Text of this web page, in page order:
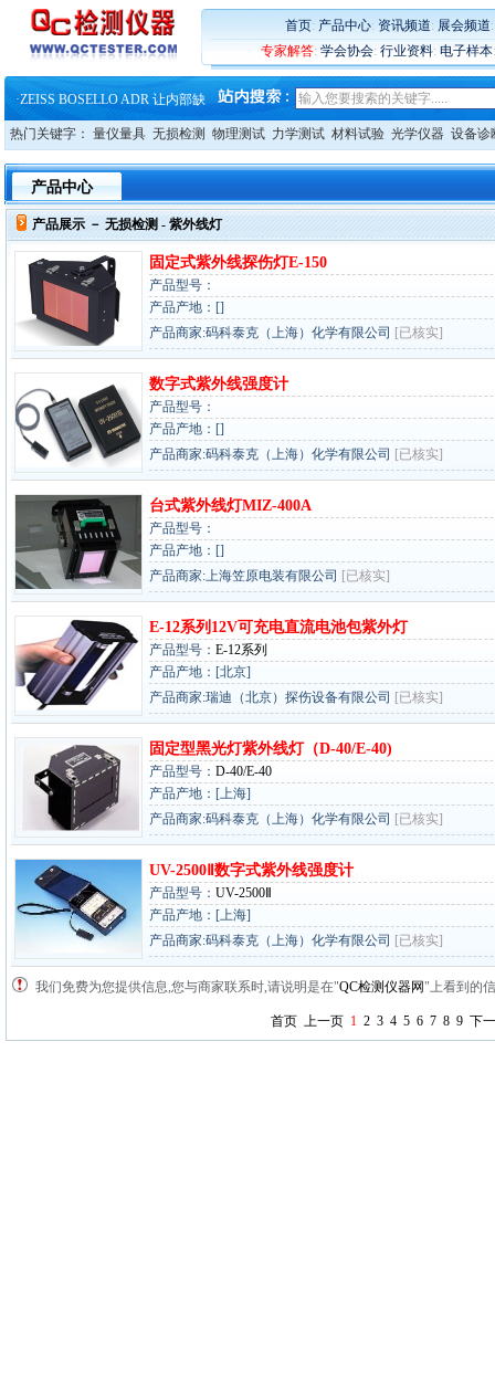
首页: 产品中心: 资讯频道: 展会频道
专家解答: 学会协会: 行业资料: 电子样本
大牌云集 买家升级 ——26
蔡司软件 | 高效变形分析能
铸就AI服务器质量动脉 – 高
·铸就AI服务器质量动脉 – 高
·ZEISS BOSELLO ADR 让内部缺
·蔡司和亿纬锂能达成战略合作
·大牌云集 买家升级 ——26
热门关键字： 量仪量具 无损检测 物理测试 力学测试 材料试验 光学仪器 设备诊
产品中心
产品展示 － 无损检测- 紫外线灯
固定式紫外线探伤灯E-150
产品型号：
产品产地：[]
产品商家:码科泰克（上海）化学有限公司 [已核实]
数字式紫外线强度计
产品型号：
产品产地：[]
产品商家:码科泰克（上海）化学有限公司 [已核实]
台式紫外线灯MIZ-400A
产品型号：
产品产地：[]
产品商家:上海笠原电装有限公司 [已核实]
E-12系列12V可充电直流电池包紫外灯
产品型号： E-12系列
产品产地：[北京]
产品商家:瑞迪（北京）探伤设备有限公司 [已核实]
固定型黑光灯紫外线灯（D-40/E-40)
产品型号： D-40/E-40
产品产地：[上海]
产品商家:码科泰克（上海）化学有限公司 [已核实]
UV-2500Ⅱ数字式紫外线强度计
产品型号： UV-2500Ⅱ
产品产地：[上海]
产品商家:码科泰克（上海）化学有限公司 [已核实]
我们免费为您提供信息,您与商家联系时,请说明是在"QC检测仪器网"上看到的
首页 上一页1 2 3 4 5 6 7 8 9 下